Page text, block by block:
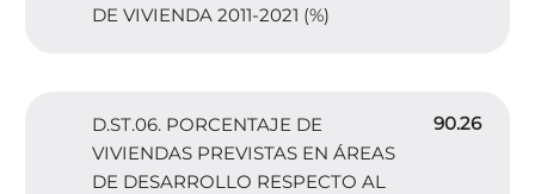
DE VIVIENDA 2011-2021 (%)
D.ST.06. PORCENTAJE DE
VIVIENDAS PREVISTAS EN ÁREAS
DE DESARROLLO RESPECTO AL
90.26